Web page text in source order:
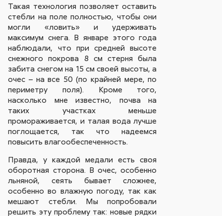
Такая технология позволяет оставить
стебли на поле полностью, чтобы они
могли «ловить» и удерживать
максимум снега. В январе этого года
наблюдали, что при средней высоте
снежного покрова 8 см стерня была
забита снегом на 15 см своей высоты, а
очес – на все 50 (по крайней мере, по
периметру поля). Кроме того,
насколько мне известно, почва на
таких участках меньше
промораживается, и талая вода лучше
поглощается, так что надеемся
повысить влагообеспеченность.
Правда, у каждой медали есть своя
оборотная сторона. В очес, особенно
льняной, сеять бывает сложнее,
особенно во влажную погоду, так как
мешают стебли. Мы попробовали
решить эту проблему так: новые рядки